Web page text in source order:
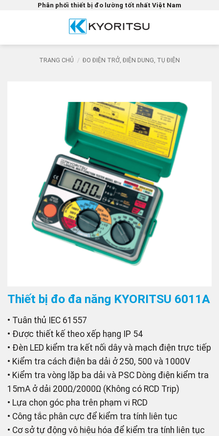
dung
Phân phối thiết bị đo lường tốt nhất Việt Nam
TRANG CHỦ / ĐO ĐIỆN TRỞ, ĐIỆN DUNG, TỤ ĐIỆN
Thiết bị đo đa năng KYORITSU 6011A
• Tuân thủ IEC 61557
• Được thiết kế theo xếp hạng IP 54
• Đèn LED kiểm tra kết nối dây và mạch điện trực tiếp
• Kiểm tra cách điện ba dải ở 250, 500 và 1000V
• Kiểm tra vòng lặp ba dải và PSC Dòng điện kiểm tra
15mA ở dải 200Ω/2000Ω (Không có RCD Trip)
• Lựa chọn góc pha trên phạm vi RCD
• Công tắc phân cực để kiểm tra tính liên tục
• Cơ sở tự động vô hiệu hóa để kiểm tra tính liên tục